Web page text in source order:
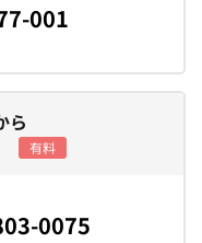
001
ら
有料
0075